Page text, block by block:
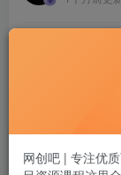
网创吧 | 专注优